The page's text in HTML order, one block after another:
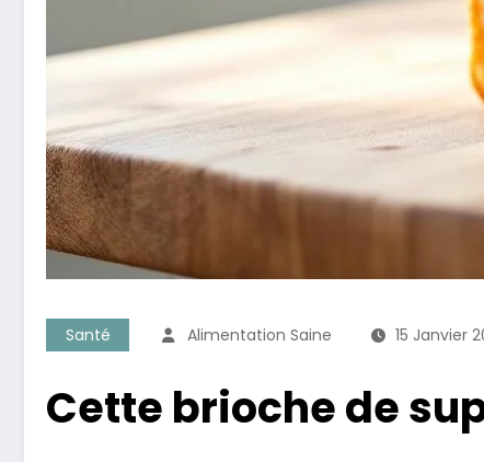
Santé Alimentation Saine 15 Janvier
Cette brioche de